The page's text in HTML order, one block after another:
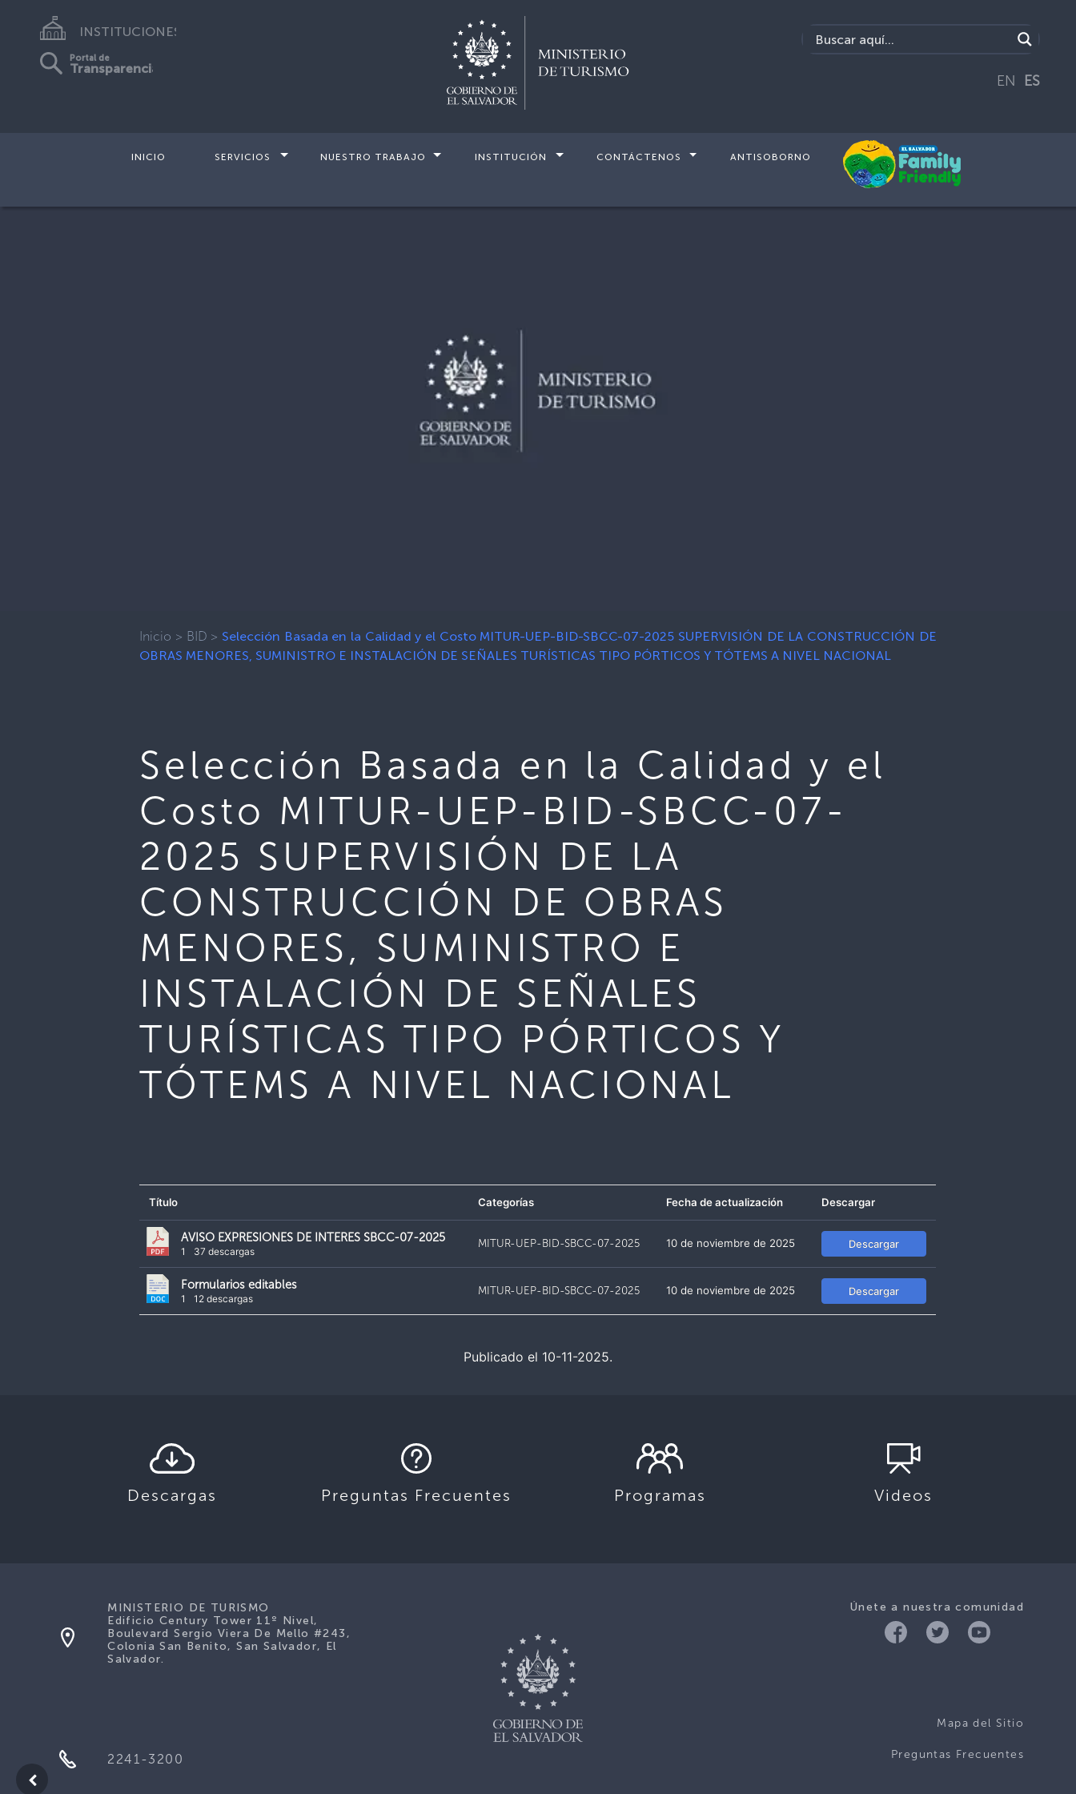
INSTITUCIONES
Portal de
Transparencia
EN ES
INICIO SERVICIOS NUESTRO TRABAJO INSTITUCIÓN CONTÁCTENOS ANTISOBORNO
Inicio > BID > Selección Basada en la Calidad y el Costo MITUR-UEP-BID-SBCC-07-2025 SUPERVISIÓN DE LA CONSTRUCCIÓN DE
OBRAS MENORES, SUMINISTRO E INSTALACIÓN DE SEÑALES TURÍSTICAS TIPO PÓRTICOS Y TÓTEMS A NIVEL NACIONAL
Selección Basada en la Calidad y el
Costo MITUR-UEP-BID-SBCC-07-
2025 SUPERVISIÓN DE LA
CONSTRUCCIÓN DE OBRAS
MENORES, SUMINISTRO E
INSTALACIÓN DE SEÑALES
TURÍSTICAS TIPO PÓRTICOS Y
TÓTEMS A NIVEL NACIONAL
Título Categorías Fecha de actualización Descargar
AVISO EXPRESIONES DE INTERES SBCC-07-2025
1 37 descargas
MITUR-UEP-BID-SBCC-07-2025 10 de noviembre de 2025 Descargar
Formularios editables
1 12 descargas
MITUR-UEP-BID-SBCC-07-2025 10 de noviembre de 2025 Descargar
Publicado el 10-11-2025.
Descargas Preguntas Frecuentes Programas Videos
Únete a nuestra comunidad
Mapa del Sitio
Preguntas Frecuentes
MINISTERIO DE TURISMO
Edificio Century Tower 11º Nivel,
Boulevard Sergio Viera De Mello #243,
Colonia San Benito, San Salvador, El
Salvador.
2241-3200